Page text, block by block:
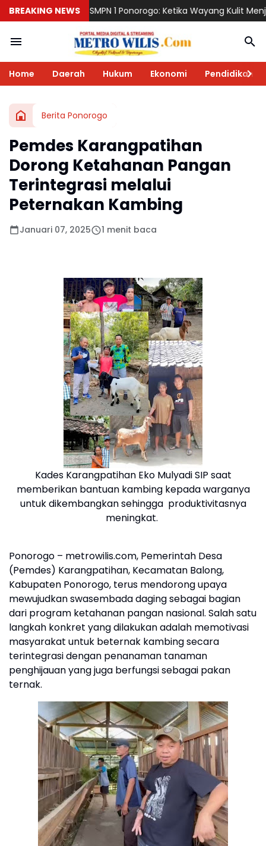
BREAKING NEWS
1 Ponorogo: Ketika Wayang Kulit Menjadi Cermin
Home Daerah Hukum Ekonomi Pendidikan
Berita Ponorogo
Pemdes Karangpatihan
Dorong Ketahanan Pangan
Terintegrasi melalui
Peternakan Kambing
Januari 07, 2025 1 menit baca
Kades Karangpatihan Eko Mulyadi SIP saat
memberikan bantuan kambing kepada warganya
untuk dikembangkan sehingga produktivitasnya
meningkat.
Ponorogo – metrowilis.com, Pemerintah Desa
(Pemdes) Karangpatihan, Kecamatan Balong,
Kabupaten Ponorogo, terus mendorong upaya
mewujudkan swasembada daging sebagai bagian
dari program ketahanan pangan nasional. Salah satu
langkah konkret yang dilakukan adalah memotivasi
masyarakat untuk beternak kambing secara
terintegrasi dengan penanaman tanaman
penghijauan yang juga berfungsi sebagai pakan
ternak.